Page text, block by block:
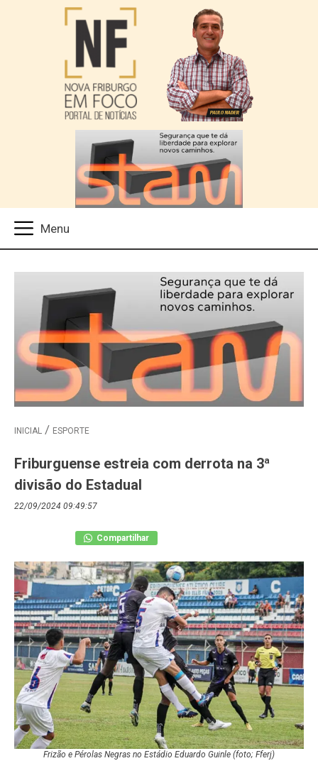
INICIAL ESPORTE
Friburguense estreia com derrota na 3ª
divisão do Estadual
22/09/2024 09:49:57
Compartilhar
Frizão e Pérolas Negras no Estádio Eduardo Guinle (foto; Fferj)